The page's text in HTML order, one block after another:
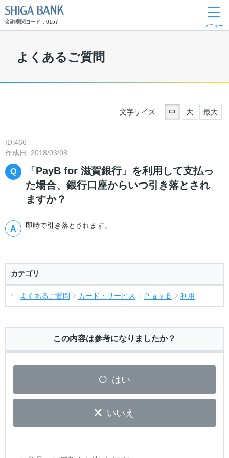
金融機関コード：0157
メニュー
よくあるご質問
文字サイズ 中 大 最大
ID:466
作成日: 2018/03/08
「PayB for 滋賀銀行」を利用して支払っ
た場合、銀行口座からいつ引き落とされ
ますか？
即時で引き落とされます。
カテゴリ
よくあるご質問 カード・サービス ＰａｙＢ 利用
この内容は参考になりましたか？
はい
いいえ